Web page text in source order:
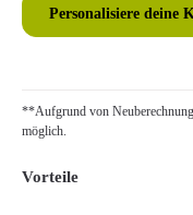
Personalisiere deine
**Aufgrund von
möglich.
Vorteile